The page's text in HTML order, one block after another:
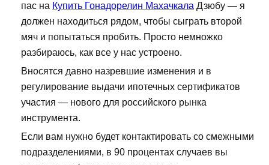
пас на Купить Гонадорелин Махачкала Дзюбу — я
должен находиться рядом, чтобы сыграть второй
мяч и попытаться пробить. Просто немножко
разбираюсь, как все у нас устроено.
Вносятся давно назревшие изменения и в
регулирование выдачи ипотечных сертификатов
участия — нового для российского рынка
инструмента.
Если вам нужно будет контактировать со смежными
подразделениями, в 90 процентах случаев вы